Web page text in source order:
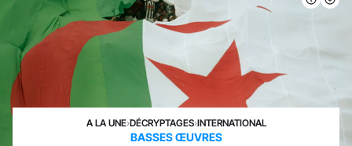
A LA UNE›DÉCRYPTAGES›INTERNATIONAL
BASSES ŒUVRES